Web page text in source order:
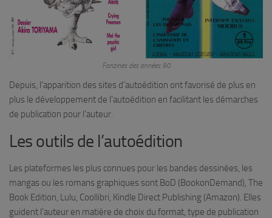
Fanzines des années 90
Depuis, l’apparition des sites d’autoédition ont favorisé de plus en
plus le développement de l’autoédition en facilitant les démarches
de publication pour l’auteur.
Les outils de l’autoédition
Les plateformes les plus connues pour les bandes dessinées, les
mangas ou les romans graphiques sont BoD (BookonDemand), The
Book Edition, Lulu, Coollibri, Kindle Direct Publishing (Amazon). Elles
guident l’auteur en matière de choix du format, type de publication